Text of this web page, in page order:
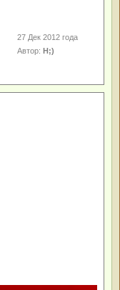
27 Дек 2012 года
Автор:Н;)